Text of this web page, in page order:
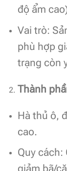
độ ẩm
Vai trò:
phù hợp
trạng còn
Thành
Hà thủ ô,
cao.
Quy cách: